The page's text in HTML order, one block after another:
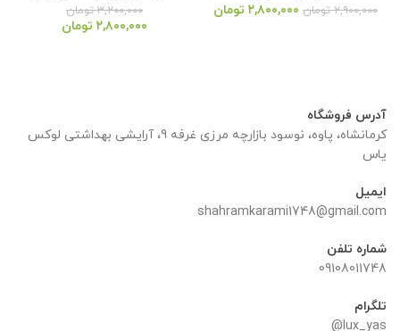
۲,۹۰۰,۰۰۰ تومان قیمت
۲,۸۰۰,۰۰۰ تومان ۳,۲۰۰,۰۰۰ تومان
قیمت
۲,۸۰۰,۰۰۰ تومان
آدرس فروشگاه
کرمانشاه، پاوه، نوسود بازارچه مرزی غرفه 9، آرایشی بهداشتی لوکس
یاس
ایمیل
shahramkarami1748@gmail.com
شماره تلفن
09108011748
تلگرام
lux_yas@